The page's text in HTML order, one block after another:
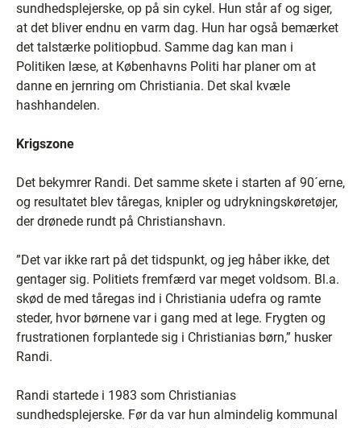
sundhedsplejerske, op på sin cykel. Hun står af og siger,
at det bliver endnu en varm dag. Hun har også bemærket
det talstærke politiopbud. Samme dag kan man i
Politiken læse, at Københavns Politi har planer om at
danne en jernring om Christiania. Det skal kvæle
hashhandelen.
Krigszone
Det bekymrer Randi. Det samme skete i starten af 90´erne,
og resultatet blev tåregas, knipler og udrykningskøretøjer,
der drønede rundt på Christianshavn.
”Det var ikke rart på det tidspunkt, og jeg håber ikke, det
gentager sig. Politiets fremfærd var meget voldsom. Bl.a.
skød de med tåregas ind i Christiania udefra og ramte
steder, hvor børnene var i gang med at lege. Frygten og
frustrationen forplantede sig i Christianias børn,” husker
Randi.
Randi startede i 1983 som Christianias
sundhedsplejerske. Før da var hun almindelig kommunal